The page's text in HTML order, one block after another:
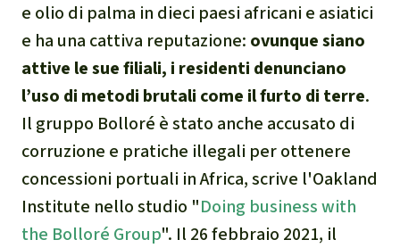
Incendi
Domande e risposte
Alluminio
Criminalità ambientale,
narcotraffico e territori
indigeni in Amazzonia
e olio di palma in dieci paesi africani e asiatici
e ha una cattiva reputazione: ovunque siano
attive le sue filiali, i residenti denunciano
l’uso di metodi brutali come il furto di terre.
Il gruppo Bolloré è stato anche accusato di
corruzione e pratiche illegali per ottenere
concessioni portuali in Africa, scrive l'Oakland
Institute nello studio "Doing business with
the Bolloré Group". Il 26 febbraio 2021, il